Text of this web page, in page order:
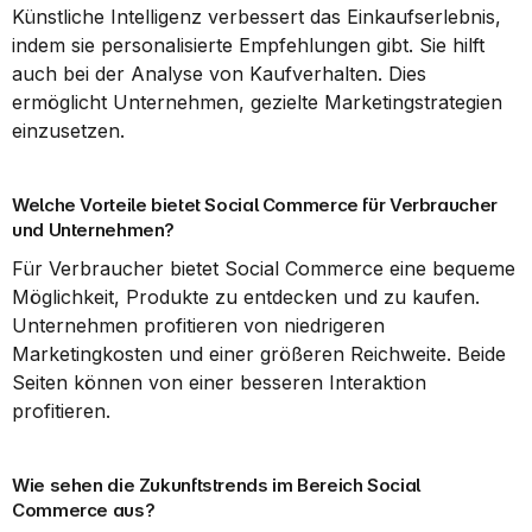
Künstliche Intelligenz verbessert das Einkaufserlebnis,
indem sie personalisierte Empfehlungen gibt. Sie hilft
auch bei der Analyse von Kaufverhalten. Dies
ermöglicht Unternehmen, gezielte Marketingstrategien
einzusetzen.
Welche Vorteile bietet Social Commerce für Verbraucher
und Unternehmen?
Für Verbraucher bietet Social Commerce eine bequeme
Möglichkeit, Produkte zu entdecken und zu kaufen.
Unternehmen profitieren von niedrigeren
Marketingkosten und einer größeren Reichweite. Beide
Seiten können von einer besseren Interaktion
profitieren.
Wie sehen die Zukunftstrends im Bereich Social
Commerce aus?